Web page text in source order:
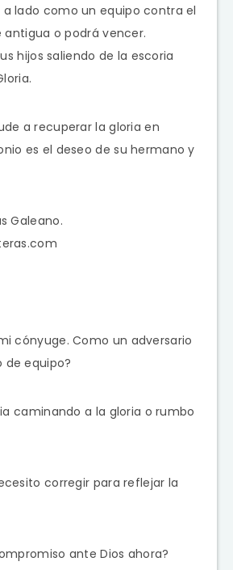
lado como un equipo contra el
o podrá vencer.
hijos saliendo de la escoria
a recuperar la gloria en
es el deseo de su hermano y
Galeano.
cónyuge. Como un adversario
de equipo?
caminando a la gloria o rumbo
corregir para reflejar la
ante Dios ahora?